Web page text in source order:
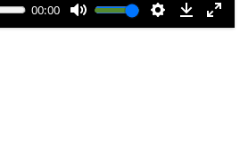
00:00